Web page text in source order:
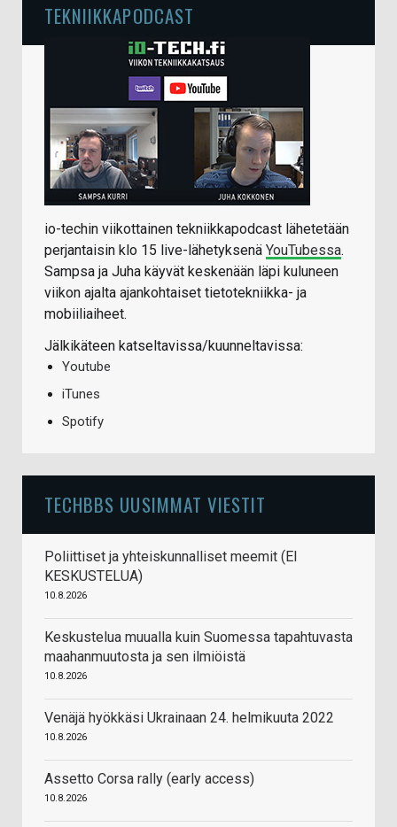
TEKNIIKKAPODCAST
io-techin viikottainen tekniikkapodcast lähetetään
perjantaisin klo 15 live-lähetyksenä YouTubessa.
Sampsa ja Juha käyvät keskenään läpi kuluneen
viikon ajalta ajankohtaiset tietotekniikka- ja
mobiiliaiheet.
Jälkikäteen katseltavissa/kuunneltavissa:
Youtube
iTunes
Spotify
TECHBBS UUSIMMAT VIESTIT
Poliittiset ja yhteiskunnalliset meemit (EI
KESKUSTELUA)
10.8.2026
Keskustelua muualla kuin Suomessa tapahtuvasta
maahanmuutosta ja sen ilmiöistä
10.8.2026
Venäjä hyökkäsi Ukrainaan 24. helmikuuta 2022
10.8.2026
Assetto Corsa rally (early access)
10.8.2026